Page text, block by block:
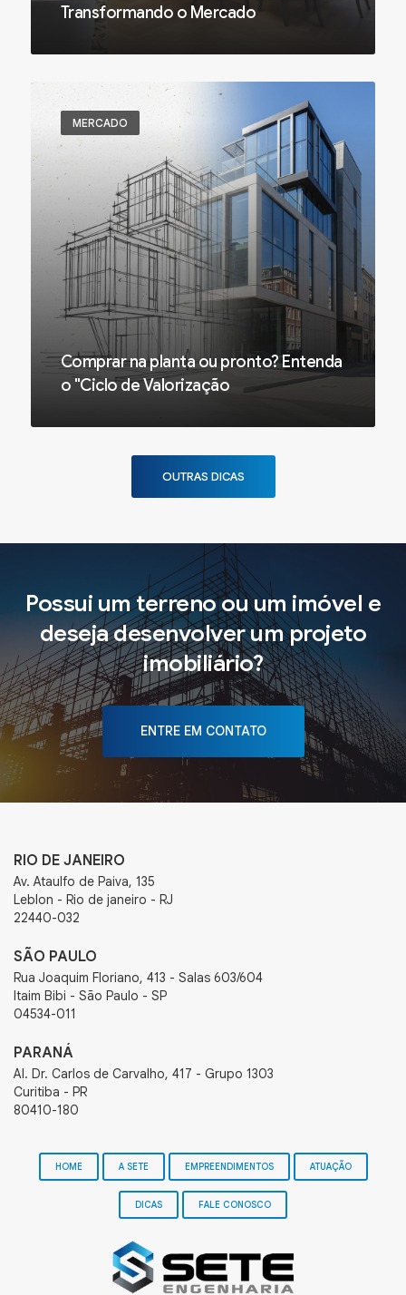
Transformando o Mercado
MERCADO
Comprar na planta ou pronto? Entenda
o "Ciclo de Valorização
OUTRAS DICAS
Possui um terreno ou um imóvel e
deseja desenvolver um projeto
imobiliário?
ENTRE EM CONTATO
RIO DE JANEIRO
Av. Ataulfo de Paiva, 135
Leblon - Rio de janeiro - RJ
22440-032
SÃO PAULO
Rua Joaquim Floriano, 413 - Salas 603/604
Itaim Bibi - São Paulo - SP
04534-011
PARANÁ
Al. Dr. Carlos de Carvalho, 417 - Grupo 1303
Curitiba - PR
80410-180
HOME A SETE EMPREENDIMENTOS ATUAÇÃO
DICAS FALE CONOSCO